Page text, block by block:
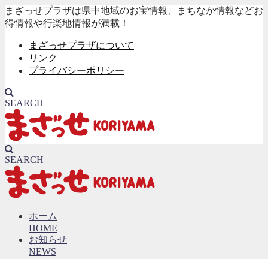
まざっせプラザは県中地域のお宝情報、まちなか情報などお
得情報や行楽地情報が満載！
まざっせプラザについて
リンク
プライバシーポリシー
SEARCH
SEARCH
ホーム
HOME
お知らせ
NEWS